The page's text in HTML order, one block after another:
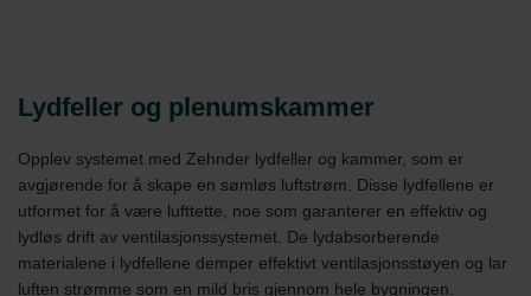
Lydfeller og plenumskammer
Opplev systemet med Zehnder lydfeller og kammer, som er
avgjørende for å skape en sømløs luftstrøm. Disse lydfellene er
utformet for å være lufttette, noe som garanterer en effektiv og
lydløs drift av ventilasjonssystemet. De lydabsorberende
materialene i lydfellene demper effektivt ventilasjonsstøyen og lar
luften strømme som en mild bris gjennom hele bygningen.